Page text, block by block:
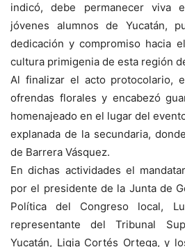
indicó, debe permanecer viva
jóvenes alumnos de Yucatán,
dedicación y compromiso hacia
cultura primigenia de esta región
Al finalizar el acto protocolario,
ofrendas florales y encabezó
homenajeado en el lugar del
explanada de la secundaria,
de Barrera Vásquez.
En dichas actividades el
por el presidente de la Junta de
Política del Congreso local,
representante del Tribunal
Yucatán, Ligia Cortés Ortega, y